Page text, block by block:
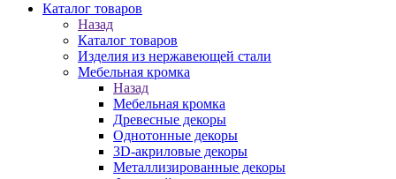
Каталог товаров
Назад
Каталог товаров
Изделия из нержавеющей стали
Мебельная кромка
Назад
Мебельная кромка
Древесные декоры
Однотонные декоры
3D-акриловые декоры
Металлизированные декоры